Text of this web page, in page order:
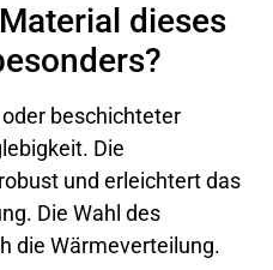
dieses
beschichteter
Die
und erleichtert das
Die Wahl des
die Wärmeverteilung.